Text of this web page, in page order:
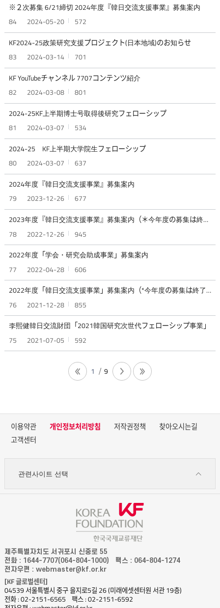
84
※２次募集 6/21締切 2024年度『韓日交流支援事業』募集案内
2024-05-20
572
83
KF2024-25政策研究支援プロジェクト(日本地域)のお知らせ
2024-03-14
701
82
KF YouTubeチャンネル 7707コンテンツ紹介
2024-03-08
801
81
2024-25KF上半期博士号取得後研究フェローシップ
2024-03-07
534
80
2024-25 KF上半期大学院生フェローシップ
2024-03-07
637
79
2024年度『韓日交流支援事業』募集案内
2023-12-26
677
78
2023年度『韓日交流支援事業』募集案内（＊今年度の募集は終了しました）
2022-12-26
945
77
2022年度「学会・研究会助成事業」募集案内
2022-04-28
606
76
2022年度「韓日交流支援事業」募集案内（*今年度の募集は終了しました）
2021-12-28
855
75
李熙健韓日交流財団「2021韓国研究次世代フェローシップ事業」
2021-07-05
592
1 9
이용약관 개인정보처리방침 저작권정책
찾아오시는길
고객센터
관련사이트 선택
제주특별자치도 서귀포시 신중로 55
전화 : 1644-7707(064-804-1000)
팩스 : 064-804-1274
전자우편 : webmaster@kf.or.kr
[KF 글로벌센터]
04539 서울특별시 중구 을지로5길 26 (미래에셋센터원 서관 19층)
전화 : 02-2151-6565
팩스 : 02-2151-6592